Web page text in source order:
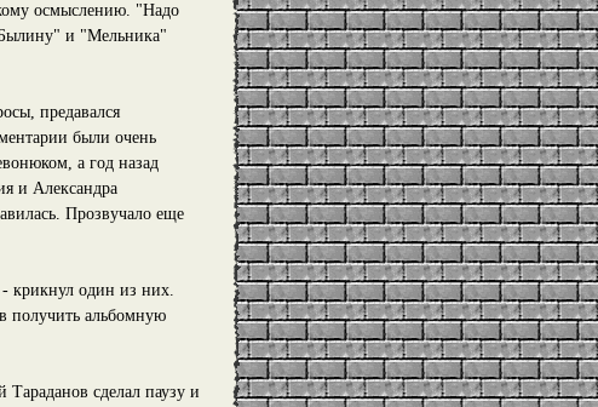
осмыслению. "Надо
и "Мельника"
предавался
были очень
а год назад
и Александра
Прозвучало еще
крикнул один из них.
получить альбомную
Тараданов сделал паузу и